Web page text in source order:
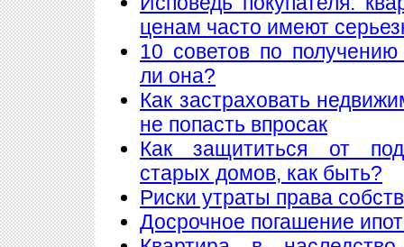
ценам часто имеют
10 советов по
ли она?
Как застраховать
не попасть впросак
Как защититься от
старых домов, как быть?
Риски утраты права
Досрочное погашение